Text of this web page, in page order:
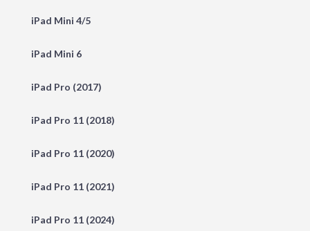
iPad Mini 4/5
iPad Mini 6
iPad Pro (2017)
iPad Pro 11 (2018)
iPad Pro 11 (2020)
iPad Pro 11 (2021)
iPad Pro 11 (2024)